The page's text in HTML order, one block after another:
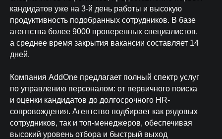
кандидатов уже на 3-й день работы и высокую
продуктивность подобранных сотрудников. В базе
агентства более 9000 проверенных специалистов,
а среднее время закрытия вакансии составляет 14
дней.
Компания AddOne предлагает полный спектр услуг
по управлению персоналом: от первичного поиска
и оценки кандидатов до долгосрочного HR-
сопровождения. Агентство подбирает как рядовых
сотрудников, так и топ-менеджеров, обеспечивая
высокий уровень отбора и быстрый выход